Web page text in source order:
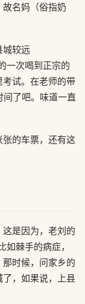
名妈（俗指奶
城较远
一次喝到正宗的
试。在老师的带
了吧。味道一直
的车票，还有这
是因为，老刘的
棘手的病症，
时候，问家乡的
，如果说，上县